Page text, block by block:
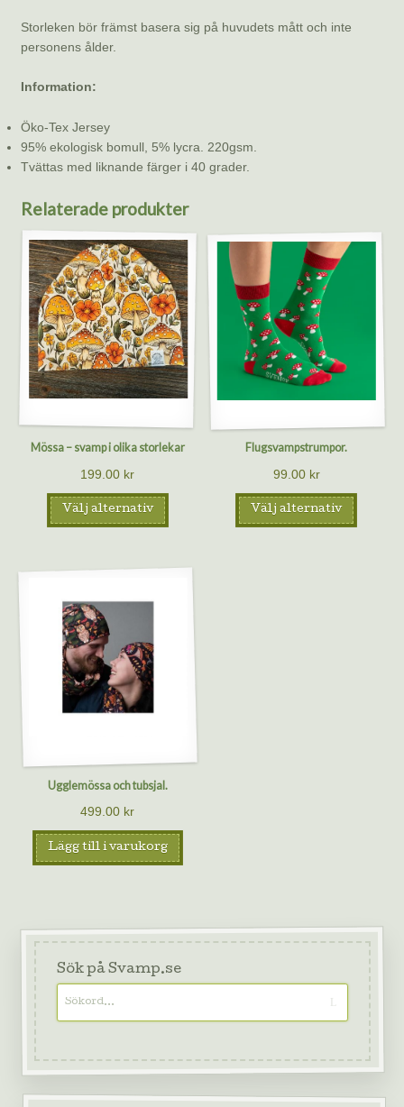
Storleken bör främst basera sig på huvudets mått och inte
personens ålder.
Information:
Öko-Tex Jersey
95% ekologisk bomull, 5% lycra. 220gsm.
Tvättas med liknande färger i 40 grader.
Relaterade produkter
Mössa – svamp i olika storlekar
199.00 kr
Välj alternativ
Flugsvampstrumpor.
99.00 kr
Välj alternativ
Ugglemössa och tubsjal.
499.00 kr
Lägg till i varukorg
Sök på Svamp.se